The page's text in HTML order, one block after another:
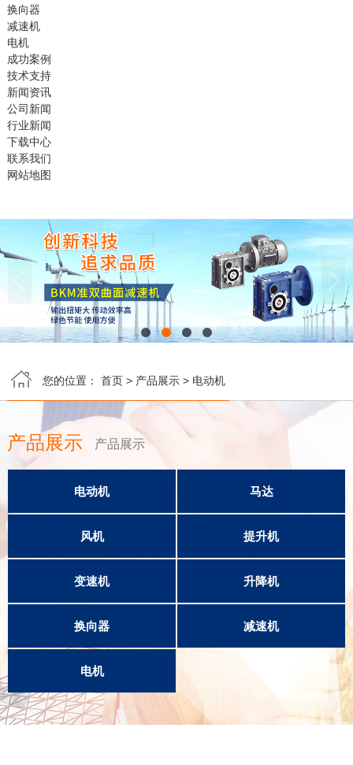
换向器
减速机
电机
成功案例
技术支持
新闻资讯
公司新闻
行业新闻
下载中心
联系我们
网站地图


您的位置： 首页> 产品展示> 电动机
产品展示 产品展示
电动机 马达
风机 提升机
变速机 升降机
换向器 减速机
电机